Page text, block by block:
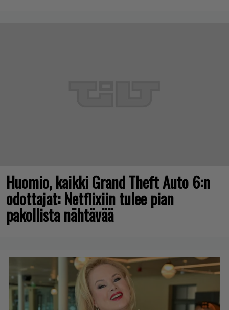
Huomio, kaikki Grand Theft Auto 6:n
odottajat: Netflixiin tulee pian
pakollista nähtävää